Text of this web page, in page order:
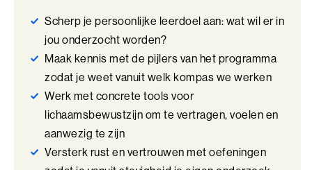
Projectmanagement
Senior Excellence
Strategisch Adviseren
Strategisch Leiderschap Programma
Talent Ontwikkelings Programma
Wat kan de training opleveren?
Na deze training heb je een dieper inzicht in hoe jij reageert in
contact met anderen en welke patronen daarin een rol spelen.
Daardoor kun je bewuster handelen in situaties die eerder
spanning of frustratie opriepen.
Je herkent sneller wat er in jou gebeurt tijdens gesprekken of
samenwerking
Scherp je persoonlijke leerdoel aan: wat wil er in
jou onderzocht worden?
Maak kennis met de pijlers van het programma
zodat je weet vanuit welk kompas we werken
Werk met concrete tools voor
lichaamsbewustzijn om te vertragen, voelen en
aanwezig te zijn
Versterk rust en vertrouwen met oefeningen